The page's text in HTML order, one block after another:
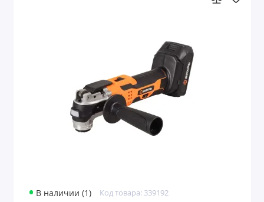
В наличии (1) Код товара: 339192